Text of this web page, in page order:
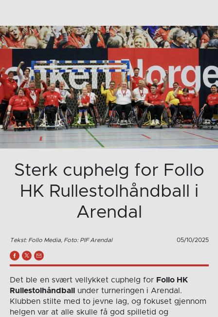
Sterk cuphelg for Follo
HK Rullestolhåndball i
Arendal
Tekst: Follo Media, Foto: PIF Arendal 05/10/2025
Det ble en svært vellykket cuphelg for Follo HK
Rullestolhåndball
under turneringen i Arendal.
Klubben stilte med to jevne lag, og fokuset gjennom
helgen var at alle skulle få god spilletid og